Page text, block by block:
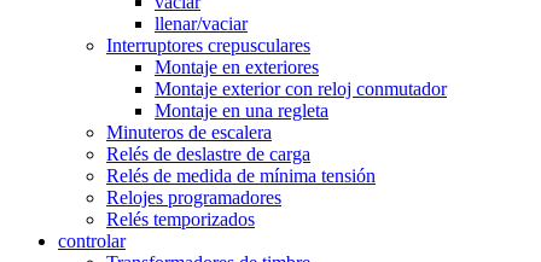
llenar/vaciar
Interruptores crepusculares
Montaje en exteriores
Montaje exterior con reloj conmutador
Montaje en una regleta
Minuteros de escalera
Relés de deslastre de carga
Relés de medida de mínima tensión
Relojes programadores
Relés temporizados
controlar